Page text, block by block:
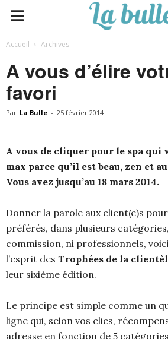
Accueil Archives
A vous d’élire
favori
Par La Bulle - 25 février 2014
A vous de cliquer pour le spa qui
max parce qu’il est beau, zen et
Vous avez jusqu’au 18 mars 2014.
Donner la parole aux client(e)s
préférés, dans plusieurs
commission, ni professionnels,
l’esprit des Trophées de la
leur sixième édition.
Le principe est simple comme un
ligne qui, selon vos clics,
adresse en fonction de 5